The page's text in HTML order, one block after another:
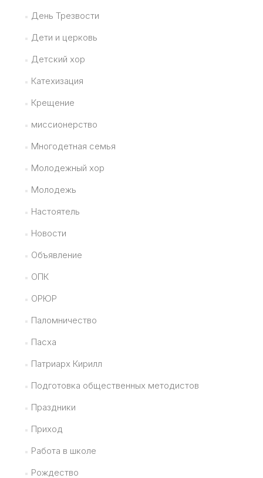
День Трезвости
Дети и церковь
Детский хор
Катехизация
Крещение
миссионерство
Многодетная семья
Молодежный хор
Молодежь
Настоятель
Новости
Объявление
ОПК
ОРЮР
Паломничество
Пасха
Патриарх Кирилл
Подготовка общественных методистов
Праздники
Приход
Работа в школе
Рождество